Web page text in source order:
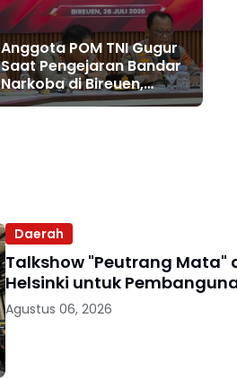
Anggota POM TNI Gugur
Saat Pengejaran Bandar
Narkoba di Bireuen,
Kapolda Aceh Berduka
Daerah
Talkshow "Peutrang Mata"
Helsinki untuk
Agustus 06, 2026